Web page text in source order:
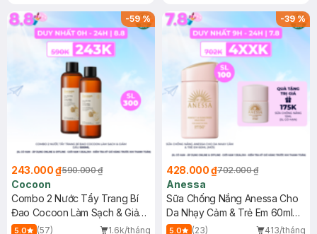
-59%
243.000 ₫590.000 ₫
Cocoon
Combo 2 Nước Tẩy Trang Bí
Đao Cocoon Làm Sạch & Giảm
Dầu 500ml
5.0 (57)
1.6k/tháng
-39%
428.000 ₫702.000 ₫
Anessa
Sữa Chống Nắng Anessa Cho
Da Nhạy Cảm & Trẻ Em 60ml
(Mới)
5.0 (23)
413/tháng